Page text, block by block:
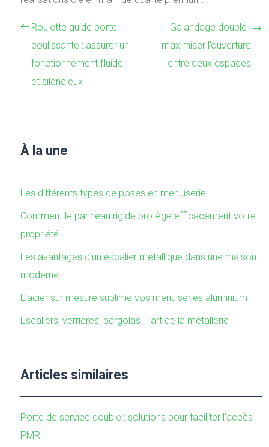
Roulette guide porte
coulissante : assurer un
fonctionnement fluide
et silencieux
Galandage double :
maximiser l’ouverture
entre deux espaces
À la une
Les différents types de poses en menuiserie
Comment le panneau rigide protège efficacement votre
propriété
Les avantages d’un escalier métallique dans une maison
moderne
L’acier sur mesure sublime vos menuiseries aluminium
Escaliers, verrières, pergolas : l’art de la métallerie
Articles similaires
Porte de service double : solutions pour faciliter l’accès
PMR